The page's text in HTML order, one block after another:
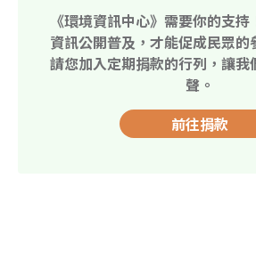
《環境資訊中心》需要你的支
資訊公開普及，才能促成民眾的
請您加入定期捐款的行列，讓我
聲。
前往捐款